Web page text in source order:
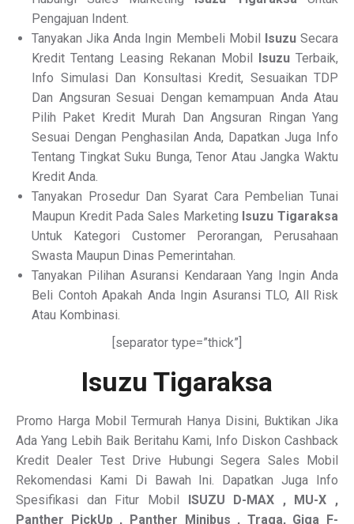
Pengajuan Indent.
Tanyakan Jika Anda Ingin Membeli Mobil IsuzuSecara
Kredit Tentang Leasing Rekanan Mobil Isuzu Terbaik,
Info Simulasi Dan Konsultasi Kredit, Sesuaikan TDP
Dan Angsuran Sesuai Dengan kemampuan Anda Atau
Pilih Paket Kredit Murah Dan Angsuran Ringan Yang
Sesuai Dengan Penghasilan Anda, Dapatkan Juga Info
Tentang Tingkat Suku Bunga, Tenor Atau Jangka Waktu
Kredit Anda.
Tanyakan Prosedur Dan Syarat Cara Pembelian Tunai
Maupun Kredit Pada Sales Marketing Isuzu Tigaraksa
Untuk Kategori Customer Perorangan, Perusahaan
Swasta Maupun Dinas Pemerintahan.
Tanyakan Pilihan Asuransi Kendaraan Yang Ingin Anda
Beli Contoh Apakah Anda Ingin Asuransi TLO, All Risk
Atau Kombinasi.
[separator type=”thick”]
Isuzu Tigaraksa
Promo Harga Mobil Termurah Hanya Disini, Buktikan Jika
Ada Yang Lebih Baik Beritahu Kami, Info Diskon Cashback
Kredit Dealer Test Drive Hubungi Segera Sales Mobil
Rekomendasi Kami Di Bawah Ini. Dapatkan Juga Info
Spesifikasi dan Fitur Mobil ISUZU D-MAX , MU-X ,
Panther PickUp , Panther Minibus , Traga, Giga F-